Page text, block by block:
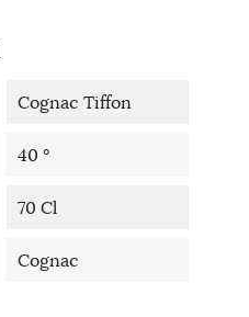
Cognac Tiffon
40 °
70 Cl
Cognac